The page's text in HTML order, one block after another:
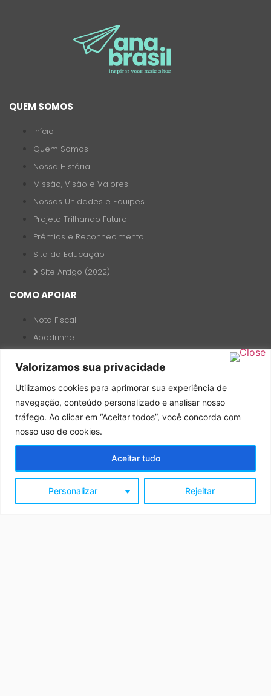
Valorizamos sua privacidade
Utilizamos cookies para aprimorar sua experiência de
navegação, conteúdo personalizado e analisar nosso
tráfego. Ao clicar em “Aceitar todos”, você concorda com
nosso uso de cookies.
Personalizar Rejeitar
Aceitar tudo
QUEM SOMOS
Início
Quem Somos
Nossa História
Missão, Visão e Valores
Nossas Unidades e Equipes
Projeto Trilhando Futuro
Prêmios e Reconhecimento
Sita da Educação
Site Antigo (2022)
COMO APOIAR
Nota Fiscal
Apadrinhe
Voluntariado
TRANSPARÊNCIA
Social
ANA Nilópolis
ANA Santana
ANA Piauí